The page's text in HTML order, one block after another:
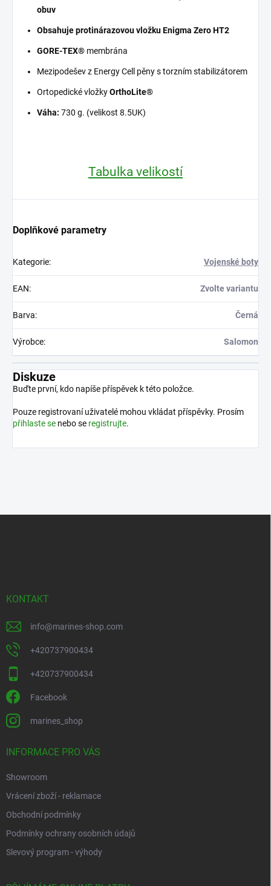
obuv
Obsahuje protinárazovou vložku Enigma Zero HT2
GORE-TEX® membrána
Mezipodešev z Energy Cell pěny s torzním stabilizátorem
Ortopedické vložkyOrthoLite®
Váha: 730 g. (velikost 8.5UK)
Tabulka velikostí
Doplňkové parametry
Kategorie: Vojenské boty
EAN: Zvolte variantu
Barva: Černá
Výrobce: Salomon
Diskuze
Buďte první, kdo napíše příspěvek k této položce.
Pouze registrovaní uživatelé mohou vkládat příspěvky. Prosím
přihlaste se nebo se registrujte.
KONTAKT
info@marines-shop.com
+420737900434
+420737900434
Facebook
marines_shop
INFORMACE PRO VÁS
Showroom
Vrácení zboží - reklamace
Obchodní podmínky
Podmínky ochrany osobních údajů
Slevový program - výhody